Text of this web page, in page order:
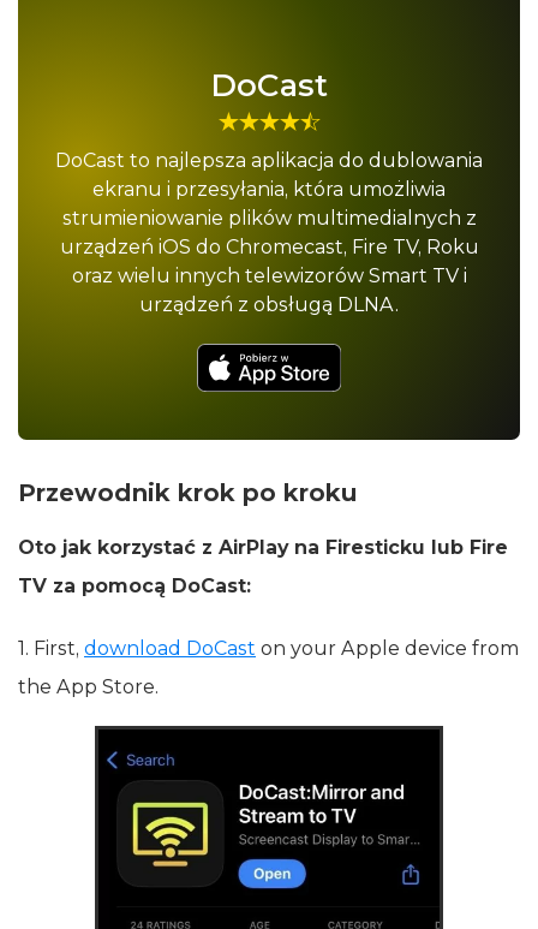
DoCast
DoCast to najlepsza aplikacja do dublowania
ekranu i przesyłania, która umożliwia
strumieniowanie plików multimedialnych z
urządzeń iOS do Chromecast, Fire TV, Roku
oraz wielu innych telewizorów Smart TV i
urządzeń z obsługą DLNA.
Przewodnik krok po kroku
Oto jak korzystać z AirPlay na Firesticku lub Fire
TV za pomocą DoCast:
1. First, download DoCast on your Apple device from
the App Store.